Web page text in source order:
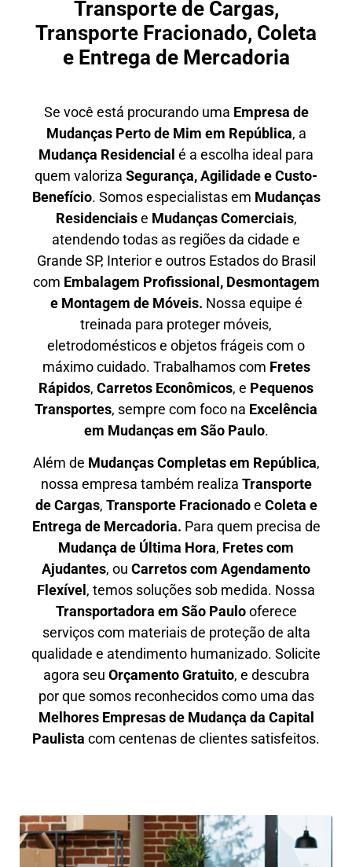
Transporte de Cargas,
Transporte Fracionado, Coleta
e Entrega de Mercadoria
Se você está procurando uma Empresa de
Mudanças Perto de Mim em República, a
Mudança Residencial é a escolha ideal para
quem valoriza Segurança, Agilidade e Custo-
Benefício. Somos especialistas em Mudanças
Residenciaise Mudanças Comerciais,
atendendo todas as regiões da cidade e
Grande SP, Interior e outros Estados do Brasil
com Embalagem Profissional, Desmontagem
e Montagem de Móveis. Nossa equipe é
treinada para proteger móveis,
eletrodomésticos e objetos frágeis com o
máximo cuidado. Trabalhamos com Fretes
Rápidos, Carretos Econômicos, e Pequenos
Transportes, sempre com foco na Excelência
em Mudanças em São Paulo.
Além de Mudanças Completas em República,
nossa empresa também realiza Transporte
de Cargas, Transporte Fracionadoe Coleta e
Entrega de Mercadoria. Para quem precisa de
Mudança de Última Hora, Fretes com
Ajudantes, ou Carretos com Agendamento
Flexível , temos soluções sob medida. Nossa
Transportadora em São Paulooferece
serviços com materiais de proteção de alta
qualidade e atendimento humanizado. Solicite
agora seu Orçamento Gratuito, e descubra
por que somos reconhecidos como uma das
Melhores Empresas de Mudança da Capital
Paulista com centenas de clientes satisfeitos.